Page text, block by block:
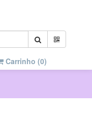
Carrinho (0)